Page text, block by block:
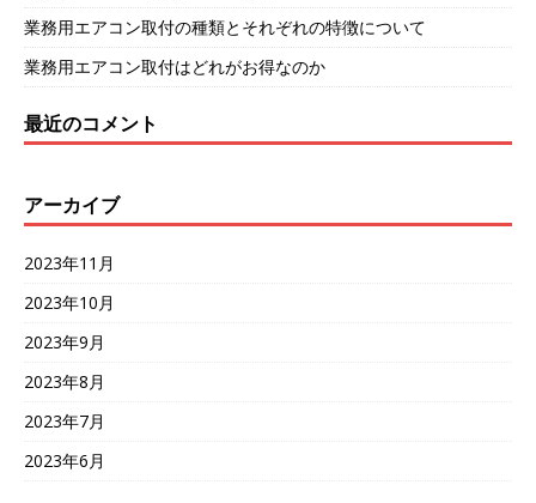
業務用エアコン取付の種類とそれぞれの特徴について
業務用エアコン取付はどれがお得なのか
最近のコメント
アーカイブ
2023年11月
2023年10月
2023年9月
2023年8月
2023年7月
2023年6月